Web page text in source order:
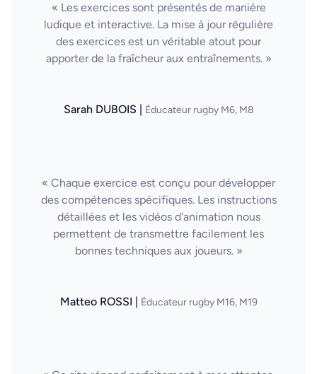
« Les exercices sont présentés de manière
ludique et interactive. La mise à jour régulière
des exercices est un véritable atout pour
apporter de la fraîcheur aux entraînements. »
Sarah DUBOIS | Éducateur rugby M6, M8
« Chaque exercice est conçu pour développer
des compétences spécifiques. Les instructions
détaillées et les vidéos d'animation nous
permettent de transmettre facilement les
bonnes techniques aux joueurs. »
Matteo ROSSI | Éducateur rugby M16, M19